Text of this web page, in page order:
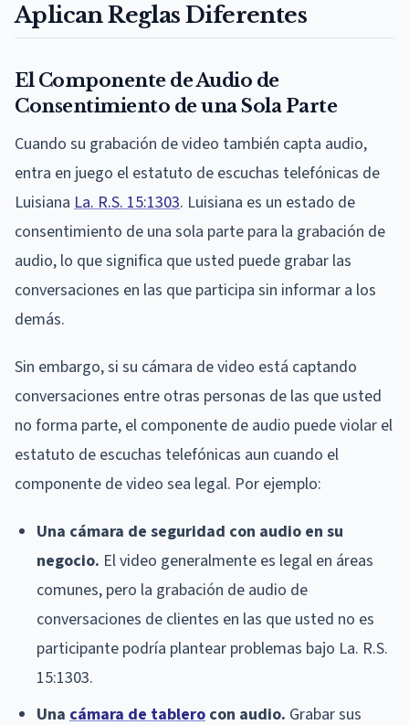
Aplican Reglas Diferentes
El Componente de Audio de
Consentimiento de una Sola Parte
Cuando su grabación de video también capta audio,
entra en juego el estatuto de escuchas telefónicas de
Luisiana La. R.S. 15:1303. Luisiana es un estado de
consentimiento de una sola parte para la grabación de
audio, lo que significa que usted puede grabar las
conversaciones en las que participa sin informar a los
demás.
Sin embargo, si su cámara de video está captando
conversaciones entre otras personas de las que usted
no forma parte, el componente de audio puede violar el
estatuto de escuchas telefónicas aun cuando el
componente de video sea legal. Por ejemplo:
Una cámara de seguridad con audio en su
negocio. El video generalmente es legal en áreas
comunes, pero la grabación de audio de
conversaciones de clientes en las que usted no es
participante podría plantear problemas bajo La. R.S.
15:1303.
Una cámara de tablero con audio. Grabar sus